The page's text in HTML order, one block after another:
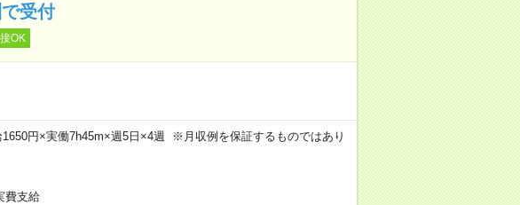
受付
OK
円×実働7h45m×週5日×4週 ※月収例を保証するものではあり
費支給